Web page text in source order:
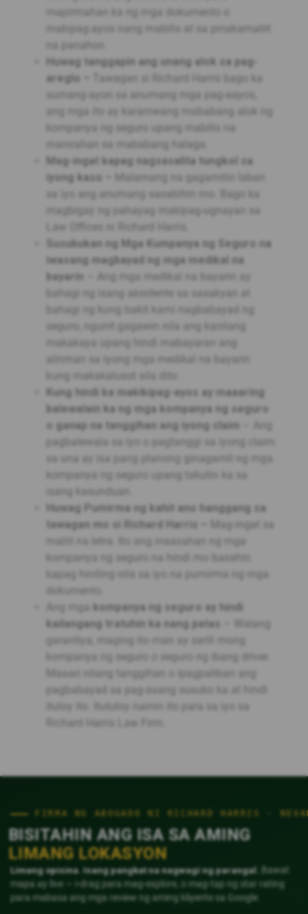
mapirmahan ka ng mga dokumento o
Huwag tanggapin ang unang alok sa pag-
areglo –
Tawagan si Richard Harris bago ka
ang mga ito ay karaniwang mababang alok ng
kompanya ng seguro upang mabilis na
Mag-ingat kapag nagsasalita tungkol sa
iyong kaso –
Law Offices ni Richard Harris.
Susubukan ng Mga Kumpanya ng Seguro na
iwasang magbayad ng mga medikal na
bayarin
– Ang mga medikal na bayarin ay
seguro, ngunit gagawin nila ang kanilang
alinman sa iyong mga medikal na bayarin
Kung hindi ka makikipag-ayos ay maaaring
balewalain ka ng mga kompanya ng seguro
o ganap na tanggihan ang iyong claim
pagbalewala sa iyo o pagtanggi sa iyong claim
kompanya ng seguro upang takutin ka sa
Huwag Pumirma ng kahit ano hanggang sa
tawagan mo si Richard Harris –
kompanya ng seguro na hindi mo basahin
dokumento.
kompanya ng seguro ay hindi
kailangang tratuhin ka nang patas
kompanya ng seguro o seguro ng ibang driver.
Richard Harris Law Firm.
FIRMA NG ABOGADO NI RICHARD HARRIS ·
BISITAHIN ANG ISA SA AMING
LIMANG LOKASYON
Limang opisina. Isang pangkat na nagwagi ng parangal.
Bawat
mapa ay live — i-drag para mag-explore, o mag-tap ng star rating
para mabasa ang mga review ng aming kliyente sa Google.